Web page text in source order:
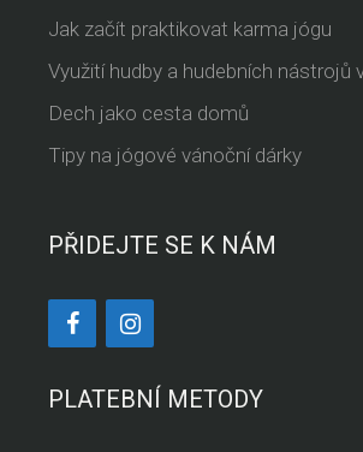
Jak začít praktikovat karma jógu
Využití hudby a hudebních nástrojů
Dech jako cesta domů
Tipy na jógové vánoční dárky
PŘIDEJTE SE K NÁM
PLATEBNÍ METODY